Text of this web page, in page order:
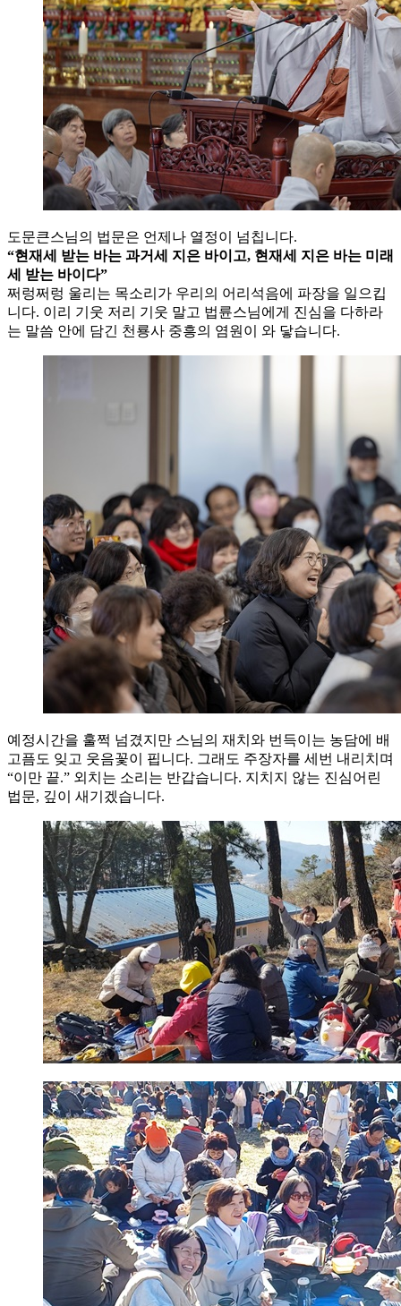
도문큰스님의 법문은 언제나 열정이 넘칩니다.
“현재세 받는 바는 과거세 지은 바이고, 현재세 지은 바는 미래
세 받는 바이다”
쩌렁쩌렁 울리는 목소리가 우리의 어리석음에 파장을 일으킵
니다. 이리 기웃 저리 기웃 말고 법륜스님에게 진심을 다하라
는 말씀 안에 담긴 천룡사 중흥의 염원이 와 닿습니다.
예정시간을 훌쩍 넘겼지만 스님의 재치와 번득이는 농담에 배
고픔도 잊고 웃음꽃이 핍니다. 그래도 주장자를 세번 내리치며
“이만 끝.” 외치는 소리는 반갑습니다. 지치지 않는 진심어린
법문, 깊이 새기겠습니다.